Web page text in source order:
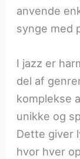
anvende
synge med
I jazz er
del af
komplekse
unikke og
Dette giver
hvor hver